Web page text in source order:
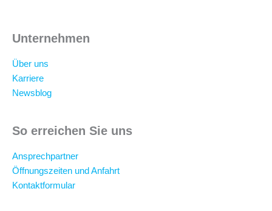
Unternehmen
Über uns
Karriere
Newsblog
So erreichen Sie uns
Ansprechpartner
Öffnungszeiten und Anfahrt
Kontaktformular